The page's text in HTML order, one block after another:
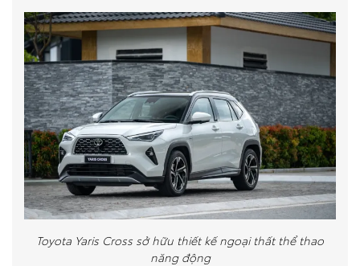
Toyota Yaris Cross sở hữu thiết kế ngoại thất thể thao
năng động